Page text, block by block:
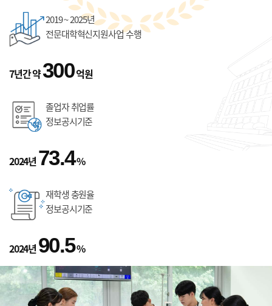
2019 ~ 2025년
전문대학혁신지원사업 수행
7년간 약300억원
졸업자 취업률
정보공시기준
2024년 73.4%
재학생 충원율
정보공시기준
2024년 90.5%
학과소개 배너